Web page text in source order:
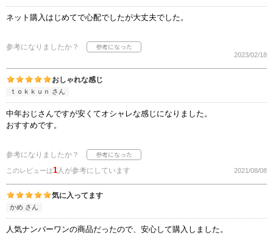
ネット購入はじめてで心配でしたが大丈夫でした。
参考になりましたか？
2023/02/18
おしゃれな感じ
ｔｏｋｋｕｎ さん
中年おじさんですが安くてオシャレな感じになりました。
おすすめです。
参考になりましたか？
このレビューは1人が参考にしています 2021/08/08
気に入ってます
かめ さん
人気ナンバーワンの商品だったので、安心して購入しました。